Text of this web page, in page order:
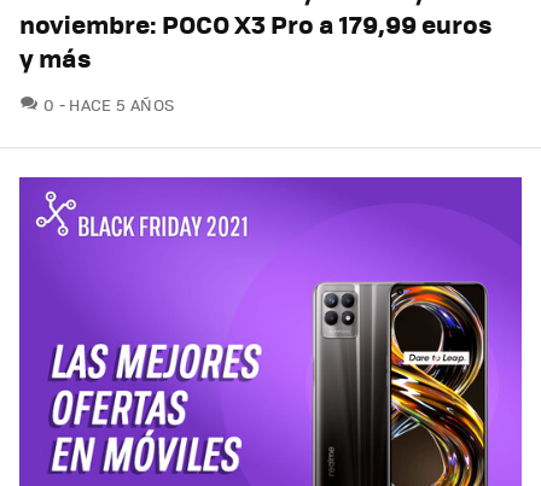
noviembre: POCO X3 Pro a 179,99 euros
y más
0 COMENTARIOS
HACE 5 AÑOS